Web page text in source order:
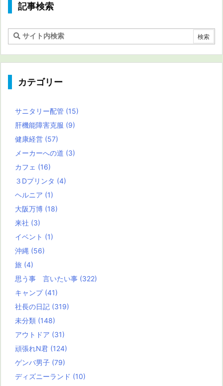
記事検索
カテゴリー
サニタリー配管 (15)
肝機能障害克服 (9)
健康経営 (57)
メーカーへの道 (3)
カフェ (16)
３Dプリンタ (4)
ヘルニア (1)
大阪万博 (18)
来社 (3)
イベント (1)
沖縄 (56)
旅 (4)
思う事 言いたい事 (322)
キャンプ (41)
社長の日記 (319)
未分類 (148)
アウトドア (31)
頑張れN君 (124)
ゲンバ男子 (79)
ディズニーランド (10)